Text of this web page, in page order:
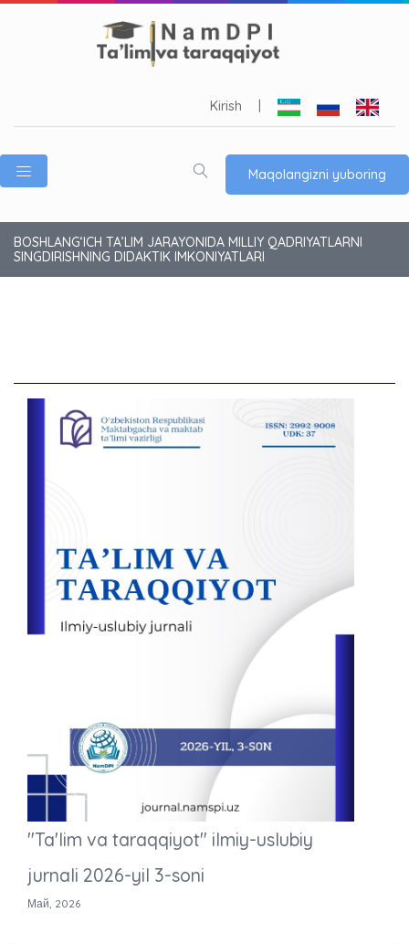
Kirish
Maqolangizni yuboring
BOSHLANG‘ICH TA’LIM JARAYONIDA MILLIY QADRIYATLARNI
SINGDIRISHNING DIDAKTIK IMKONIYATLARI
"Ta'lim va taraqqiyot" ilmiy-uslubiy
jurnali 2026-yil 3-soni
Май, 2026